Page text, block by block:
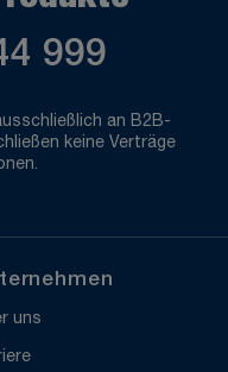
999
an B2B-
keine Verträge
uns